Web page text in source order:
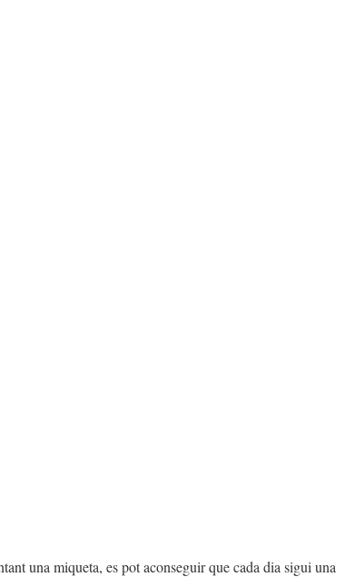
una miqueta, es pot aconseguir que cada dia sigui una